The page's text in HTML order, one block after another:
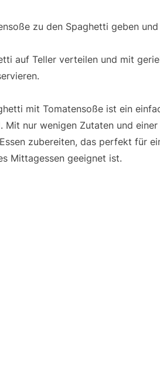
zu den Spaghetti geben
auf Teller verteilen und mit
mit Tomatensoße ist ein
Mit nur wenigen Zutaten und
zubereiten, das perfekt für
Mittagessen geeignet ist.